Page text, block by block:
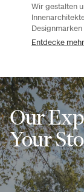
Wir gestalten
Entdecke mehr
Our
Your